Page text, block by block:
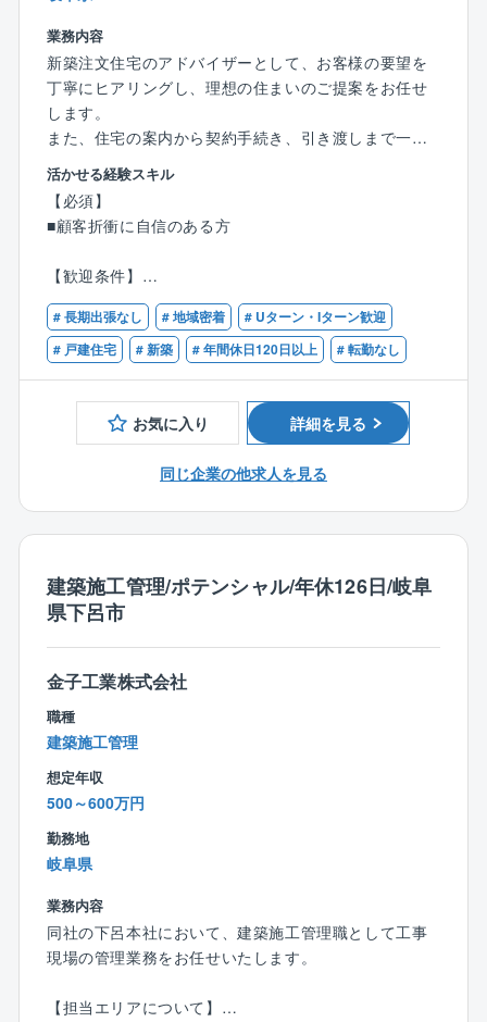
業務内容
新築注文住宅のアドバイザーとして、お客様の要望を
丁寧にヒアリングし、理想の住まいのご提案をお任せ
します。
また、住宅の案内から契約手続き、引き渡しまで一貫
してサポートしていただきます。
※岐阜県内のショールームにてご勤務いただきます。
【具体的には】
■理想の住まいの提案
■その他契約手続き、引き渡し
【特徴】
■注文住宅とは「使用する木材や断熱材、窓の種類とい
った仕様から、新築に関わるすべての項目に関してを
一から決めていく」お家づくりであるため、
設計職やインテリアコーディネーターと連携をとりな
がら、お客様の要望に合わせた幅広い提案が可能で
す。
また、ヒアリングから引き渡しまで一貫して対応する
ため、長期的な関係を築きながら、お客様に寄り添っ
■インセンティブ
同社は月給固定給で安定しております。インセンティ
ブは個人によらずチームで達成し賞与分配を行いま
個人でもチームでも頑張り評価をあげれば役職を得ら
れ20代後半で年収1000万を叶える部長職を年功序列で
なく目指すことが可能です。
全社として、研修制度や育成環境も整っており、質問
がしやすい環境であるため、中途でご入社される方も
安心してご活躍いただけます。
【魅力】
活かせる経験スキル
【必須】
■顧客折衝に自信のある方
【歓迎条件】
■ハウスメーカーでの営業経験をお持ちの方
■その他営業経験をお持ちの方
■住宅関係に興味をお持ちの方
# 長期出張なし # 地域密着
# Uターン・Iターン歓迎
# 戸建住宅
# 新築 # 年間休日120日以上 # 転勤なし
お気に入り 詳細を見る
同じ企業の他求人を見る
建築施工管理/ポテンシャル/年休126日/岐阜
県下呂市
金子工業株式会社
職種
建築施工管理
想定年収
500～600万円
勤務地
岐阜県
業務内容
同社の下呂本社において、建築施工管理職として工事
現場の管理業務をお任せいたします。
【担当エリアについて】